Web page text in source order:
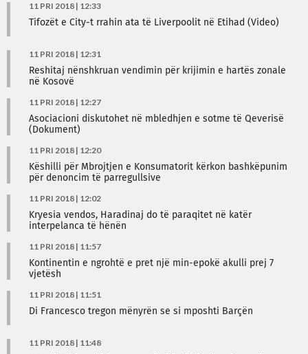
11 PRI 2018 | 12:33
Tifozët e City-t rrahin ata të Liverpoolit në Etihad (Video)
11 PRI 2018 | 12:31
Reshitaj nënshkruan vendimin për krijimin e hartës zonale
në Kosovë
11 PRI 2018 | 12:27
Asociacioni diskutohet në mbledhjen e sotme të Qeverisë
(Dokument)
11 PRI 2018 | 12:20
Këshilli për Mbrojtjen e Konsumatorit kërkon bashkëpunim
për denoncim të parregullsive
11 PRI 2018 | 12:02
Kryesia vendos, Haradinaj do të paraqitet në katër
interpelanca të hënën
11 PRI 2018 | 11:57
Kontinentin e ngrohtë e pret një min-epokë akulli prej 7
vjetësh
11 PRI 2018 | 11:51
Di Francesco tregon mënyrën se si mposhti Barçën
11 PRI 2018 | 11:48